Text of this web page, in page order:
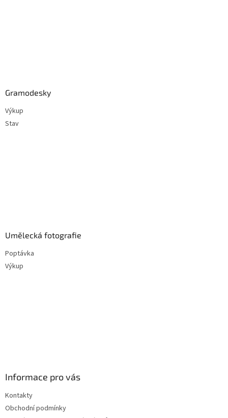
Gramodesky
Výkup
Stav
Umělecká fotografie
Poptávka
Výkup
Informace pro vás
Kontakty
Obchodní podmínky